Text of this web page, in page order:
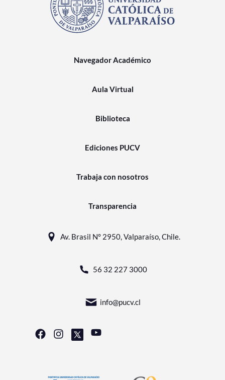
Navegador Académico
Aula Virtual
Biblioteca
Ediciones PUCV
Trabaja con nosotros
Transparencia
Av. Brasil N° 2950, Valparaíso, Chile.
56 32 227 3000
info@pucv.cl